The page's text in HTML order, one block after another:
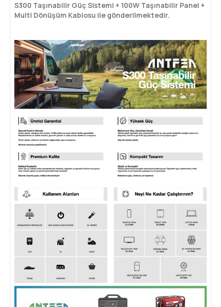
S300 Taşınabilir Güç Sistemi + 100W Taşınabilir Panel +
Multi Dönüşüm Kablosu ile gönderilmektedir.